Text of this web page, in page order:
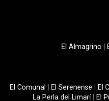
El Almagrino
El Comunal El Serenense El
La Perla del Limarí| El